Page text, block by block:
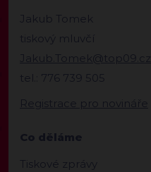
Jakub Tomek
tiskový mluvčí
Jakub.Tomek@top09.cz
tel.: 776 739 505
Registrace pro novináře
Co děláme
Tiskové zprávy